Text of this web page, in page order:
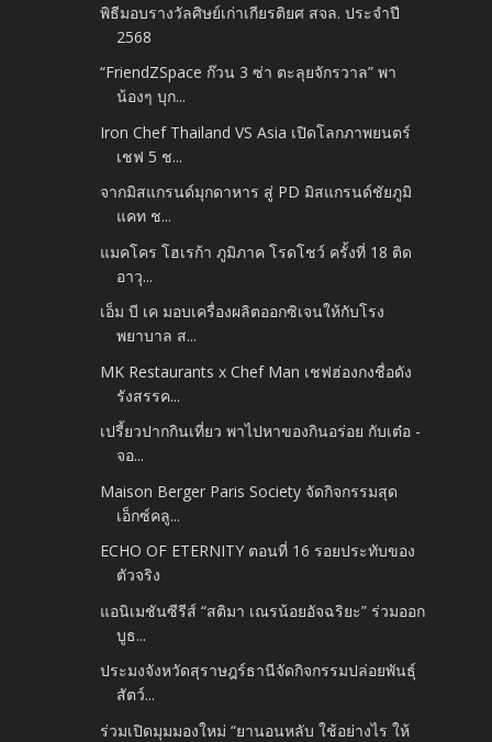
พิธีมอบรางวัลศิษย์เก่าเกียรติยศ สจล. ประจำปี
2568
“FriendZSpace ก๊วน 3 ซ่า ตะลุยจักรวาล” พา
น้องๆ บุก...
Iron Chef Thailand VS Asia เปิดโลกภาพยนตร์
เชฟ 5 ช...
จากมิสแกรนด์มุกดาหาร สู่ PD มิสแกรนด์ชัยภูมิ
แคท ช...
แมคโคร โฮเรก้า ภูมิภาค โรดโชว์ ครั้งที่ 18 ติด
อาวุ...
เอ็ม บี เค มอบเครื่องผลิตออกซิเจนให้กับโรง
พยาบาล ส...
MK Restaurants x Chef Man เชฟฮ่องกงชื่อดัง
รังสรรค...
เปรี้ยวปากกินเที่ยว พาไปหาของกินอร่อย กับเต๋อ -
จอ...
Maison Berger Paris Society จัดกิจกรรมสุด
เอ็กซ์คลู...
ECHO OF ETERNITY ตอนที่ 16 รอยประทับของ
ตัวจริง
แอนิเมชันซีรีส์ “สติมา เณรน้อยอัจฉริยะ” ร่วมออก
บูธ...
ประมงจังหวัดสุราษฎร์ธานีจัดกิจกรรมปล่อยพันธุ์
สัตว์...
ร่วมเปิดมุมมองใหม่ “ยานอนหลับ ใช้อย่างไร ให้